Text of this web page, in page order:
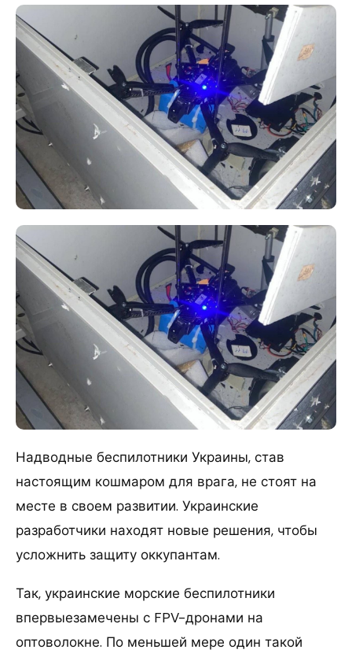
Надводные беспилотники Украины, став
настоящим кошмаром для врага, не стоят на
месте в своем развитии. Украинские
разработчики находят новые решения, чтобы
усложнить защиту оккупантам.
Так, украинские морские беспилотники
впервыезамечены с FPV-дронами на
оптоволокне. По меньшей мере один такой